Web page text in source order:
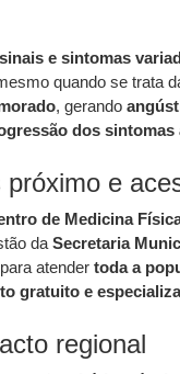
sinais e sintomas
quando se trata
, gerando
dos
e
de Medicina
da Secretaria
atender toda a
gratuito e
regional